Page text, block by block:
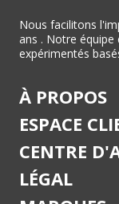
Nous facilitons
ans . Notre
expérimentés
À PROPOS
ESPACE
CENTRE
LÉGAL